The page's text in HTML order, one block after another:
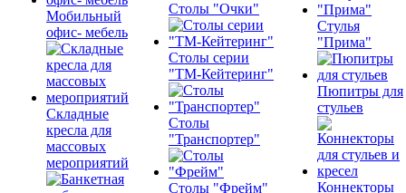
Мобильный
офис- мебель
Складные
кресла для
массовых
мероприятий
Столы "Очки"
Столы серии
"ТМ-Кейтеринг"
Столы
"Транспортер"
Столы "Фрейм"
Стулья
"Прима"
Пюпитры для
стульев
Коннекторы